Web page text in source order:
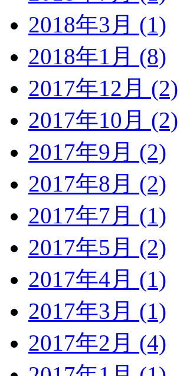
2018年3月 (1)
2018年1月 (8)
2017年12月 (2)
2017年10月 (2)
2017年9月 (2)
2017年8月 (2)
2017年7月 (1)
2017年5月 (2)
2017年4月 (1)
2017年3月 (1)
2017年2月 (4)